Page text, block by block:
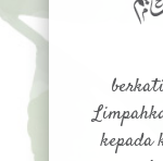
kepada